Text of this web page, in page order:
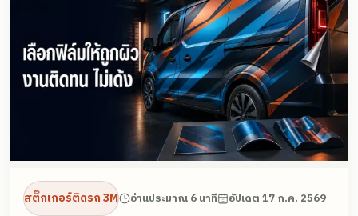
สติ๊กเกอร์ติดรถ 3M อ่านประมาณ 6 นาที อัปเดต17 ก.ค. 2569